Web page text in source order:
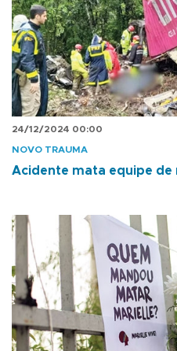
24/12/2024 00:00
NOVO TRAUMA
Acidente mata equipe de